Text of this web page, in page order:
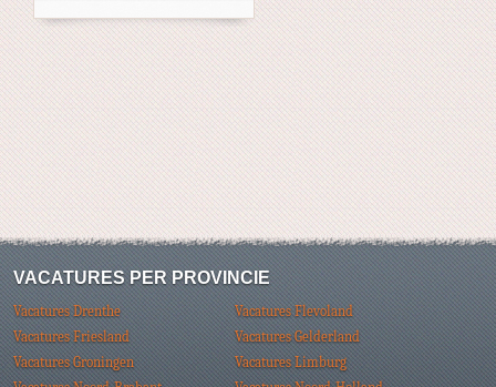
VACATURES PER PROVINCIE
Vacatures Drenthe
Vacatures Flevoland
Vacatures Friesland
Vacatures Gelderland
Vacatures Groningen
Vacatures Limburg